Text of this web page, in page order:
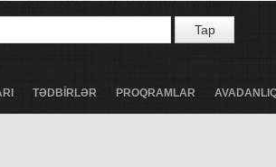
Tap
TƏDBİRLƏR PROQRAMLAR